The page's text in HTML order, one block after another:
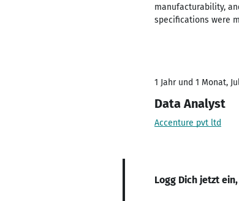
manufacturability,
specifications were
1 Jahr und 1 Monat,
Data Analyst
Accenture pvt ltd
Logg Dich jetzt